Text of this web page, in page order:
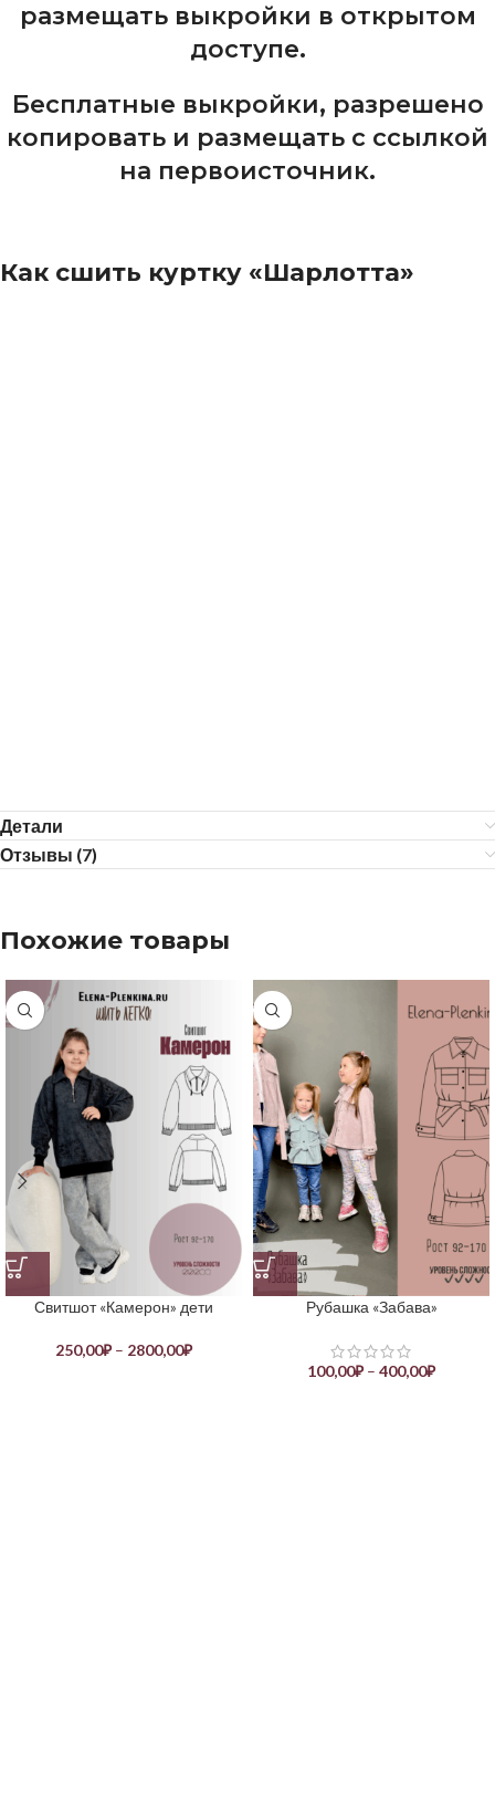
размещать выкройки в открытом
доступе.
Бесплатные выкройки, разрешено
копировать и размещать с ссылкой
на первоисточник.
Как сшить куртку «Шарлотта»
Детали
Отзывы (7)
Похожие товары
Свитшот «Камерон» дети
250,00₽ – 2800,00₽
Рубашка «Забава»
100,00₽ – 400,00₽